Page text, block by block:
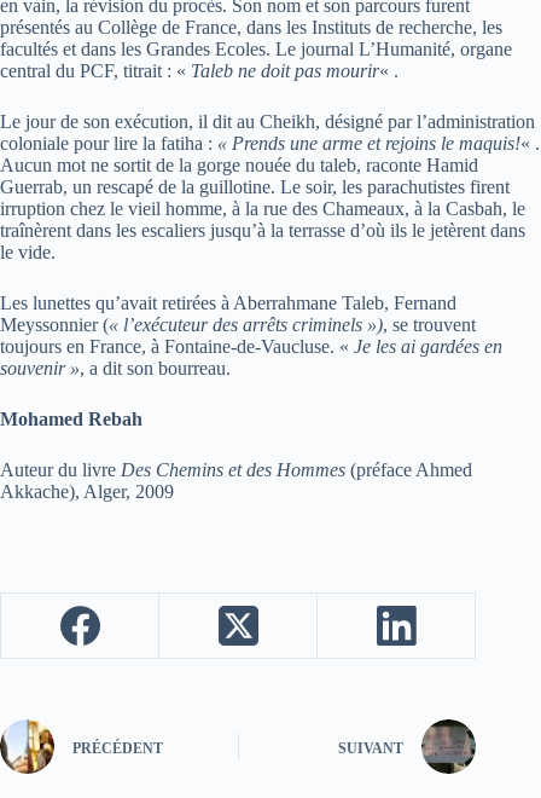
en vain, la révision du procès. Son nom et son parcours furent
présentés au Collège de France, dans les Instituts de recherche, les
facultés et dans les Grandes Ecoles. Le journal L’Humanité, organe
central du PCF, titrait : « Taleb ne doit pas mourir« .
Le jour de son exécution, il dit au Cheikh, désigné par l’administration
coloniale pour lire la fatiha : « Prends une arme et rejoins le maquis!« .
Aucun mot ne sortit de la gorge nouée du taleb, raconte Hamid
Guerrab, un rescapé de la guillotine. Le soir, les parachutistes firent
irruption chez le vieil homme, à la rue des Chameaux, à la Casbah, le
traînèrent dans les escaliers jusqu’à la terrasse d’où ils le jetèrent dans
le vide.
Les lunettes qu’avait retirées à Aberrahmane Taleb, Fernand
Meyssonnier (« l’exécuteur des arrêts criminels »), se trouvent
toujours en France, à Fontaine-de-Vaucluse. « Je les ai gardées en
souvenir », a dit son bourreau.
Mohamed Rebah
Auteur du livre Des Chemins et des Hommes (préface Ahmed
Akkache), Alger, 2009
PRÉCÉDENT SUIVANT